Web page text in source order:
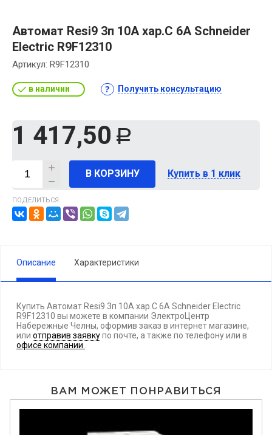
Автомат Resi9 3п 10А хар.С 6A Schneider
Electric R9F12310
Артикул: R9F12310
в наличии Получить консультацию
1 417,50 Р
В КОРЗИНУ Купить в 1 клик
ПОДЕЛИТЬСЯ:
Описание Характеристики
Купить Автомат Resi9 3п 10А хар.С 6A Schneider Electric
R9F12310 вы можете в компании ЭлектроЦентр
Набережные Челны, оформив заказ в интернет магазине,
или отправив заявкупо почте, а также по телефонуили в
офисе компании
ВАМ МОЖЕТ ПОНРАВИТЬСЯ